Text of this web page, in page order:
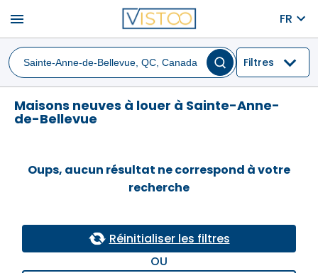
menu FR
Filtres
Maisons neuves à louer à Sainte-Anne-
de-Bellevue
Oups, aucun résultat ne correspond à votre
recherche
Réinitialiser les filtres
OU